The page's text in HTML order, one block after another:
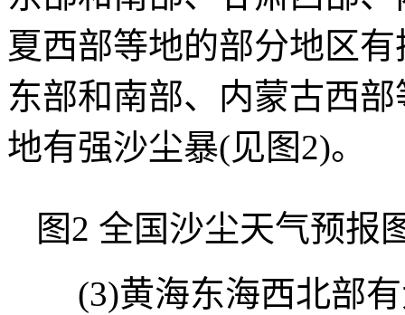
夏西部等地的部分地区
东部和南部、内蒙古西
地有强沙尘暴(见图2)。
图2 全国沙尘天气预报
(3)黄海东海西北部有